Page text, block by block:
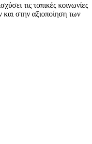
τις τοπικές κοινωνίες
και στην αξιοποίηση των